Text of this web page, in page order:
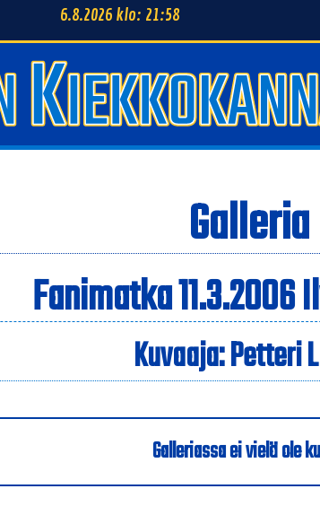
6.8.2026 klo: 21:58
Galleria
Fanimatka 11.3.2006
Kuvaaja: Petteri
Galleriassa ei vielä ole